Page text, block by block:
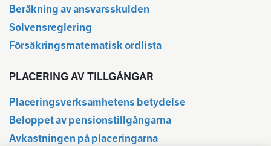
Beräkning av ansvarsskulden
Solvensreglering
Försäkringsmatematisk ordlista
PLACERING AV TILLGÅNGAR
Placeringsverksamhetens betydelse
Beloppet av pensionstillgångarna
Avkastningen på placeringarna